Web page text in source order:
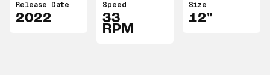
Release Date
2022
Speed
33
RPM
Size
12"